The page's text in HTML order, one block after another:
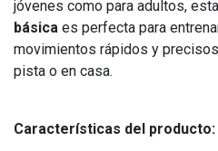
jóvenes como para adultos, esta
básica es perfecta para
movimientos rápidos y
pista o en casa.
Características del producto: